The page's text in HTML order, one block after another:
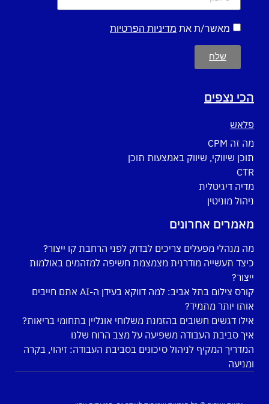
מאשר/ת את מדיניות הפרטיות
שלח
הכי נצפים
פלאש
מה זה CPM
תוכן שיווקי, שיווק באמצעות תוכן
CTR
מדיה דיגיטלית
ניהול מוניטין
מאמרים אחרונים
מה מנהלי מפעלים צריכים לבדוק לפני הרחבת קו ייצור?
כיצד תעשייה מודרנית מצמצמת חשיפה למזהמים באולמות
ייצור?
קורס צילום בתל אביב: למה דווקא בעידן ה-AI אתם חייבים
אותו יותר מתמיד?
אילו דגשים חשובים בהזמנת משלוחי אונליין בתחומי בריאות?
איך סביבת העבודה משפיעה על מצב הרוח שלנו
המדריך המקיף לניהול סיכונים בסביבת העבודה: זיהוי, בקרה
ומניעה